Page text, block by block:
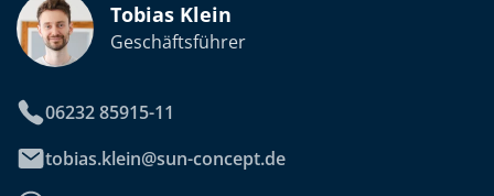
Tobias Klein
Geschäftsführer
06232 85915-11
tobias.klein@sun-concept.de